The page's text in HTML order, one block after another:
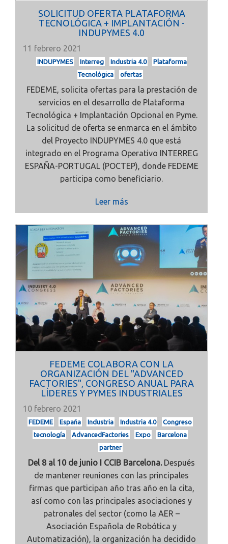
SOLICITUD OFERTA PLATAFORMA
TECNOLÓGICA + IMPLANTACIÓN -
INDUPYMES 4.0
11 febrero 2021
INDUPYMES Interreg Industria 4.0
Plataforma
Tecnológica
ofertas
FEDEME, solicita ofertas para la prestación de
servicios en el desarrollo de Plataforma
Tecnológica + Implantación Opcional en Pyme.
La solicitud de oferta se enmarca en el ámbito
del Proyecto INDUPYMES 4.0 que está
integrado en el Programa Operativo INTERREG
ESPAÑA-PORTUGAL (POCTEP), donde FEDEME
participa como beneficiario.
Leer más
FEDEME COLABORA CON LA
ORGANIZACIÓN DEL "ADVANCED
FACTORIES", CONGRESO ANUAL PARA
LÍDERES Y PYMES INDUSTRIALES
10 febrero 2021
FEDEME España Industria Industria 4.0
Congreso
tecnología
AdvancedFactories Expo
Barcelona
partner
Del 8 al 10 de junio I CCIB Barcelona. Después
de mantener reuniones con las principales
firmas que participan año tras año en la cita,
así como con las principales asociaciones y
patronales del sector (como la AER –
Asociación Española de Robótica y
Automatización), la organización ha decidido